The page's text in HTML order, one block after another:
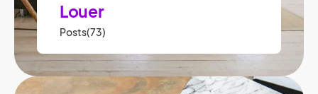
Louer
Posts(73)